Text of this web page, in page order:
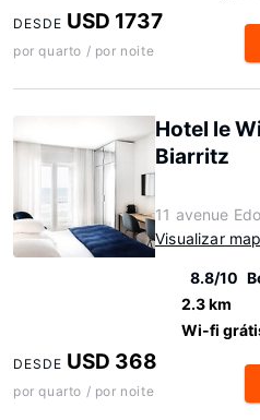
DESDE USD 1737
por quarto / por noite
Hotel le
Biarritz
11 avenue
Visualizar
8.8/10
2.3 km
Wi-fi
DESDE USD 368
por quarto / por noite